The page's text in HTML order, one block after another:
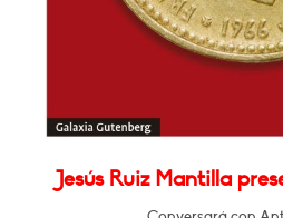
Jesús Ruiz Mantilla